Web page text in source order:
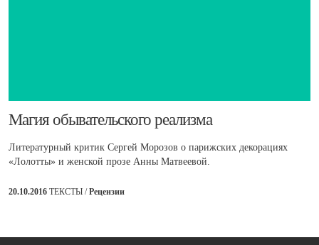
​Магия обывательского реализма
Литературный критик Сергей Морозов о парижских декорациях
«Лолотты» и женской прозе Анны Матвеевой.
20.10.2016 ТЕКСТЫ /Рецензии